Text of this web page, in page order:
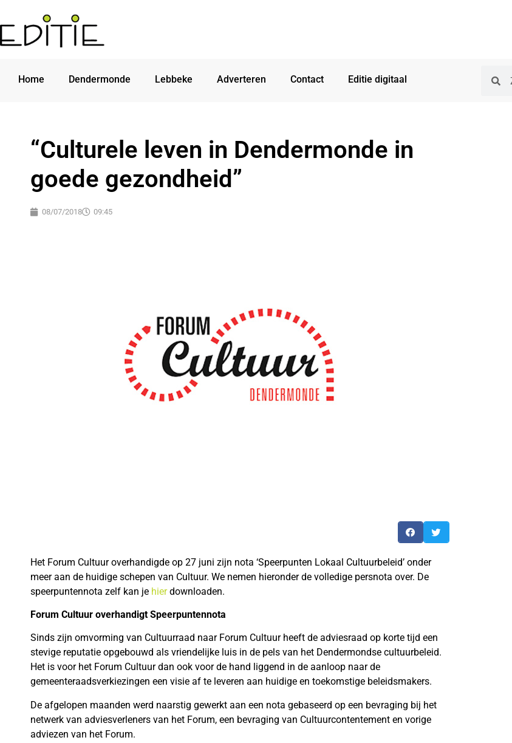
Home Dendermonde Lebbeke Adverteren Contact Editie digitaal
“Culturele leven in Dendermonde in
goede gezondheid”
08/07/2018 09:45
Het Forum Cultuur overhandigde op 27 juni zijn nota ‘Speerpunten Lokaal Cultuurbeleid’ onder
meer aan de huidige schepen van Cultuur. We nemen hieronder de volledige persnota over. De
speerpuntennota zelf kan je hierdownloaden.
Forum Cultuur overhandigt Speerpuntennota
Sinds zijn omvorming van Cultuurraad naar Forum Cultuur heeft de adviesraad op korte tijd een
stevige reputatie opgebouwd als vriendelijke luis in de pels van het Dendermondse cultuurbeleid.
Het is voor het Forum Cultuur dan ook voor de hand liggend in de aanloop naar de
gemeenteraadsverkiezingen een visie af te leveren aan huidige en toekomstige beleidsmakers.
De afgelopen maanden werd naarstig gewerkt aan een nota gebaseerd op een bevraging bij het
netwerk van adviesverleners van het Forum, een bevraging van Cultuurcontentement en vorige
adviezen van het Forum.